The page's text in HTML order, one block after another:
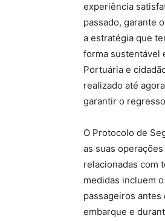
experiência
passado, garante
a estratégia que
forma sustentável
Portuária e
realizado até
garantir o
O Protocolo de
as suas
relacionadas com
medidas incluem
passageiros
embarque e